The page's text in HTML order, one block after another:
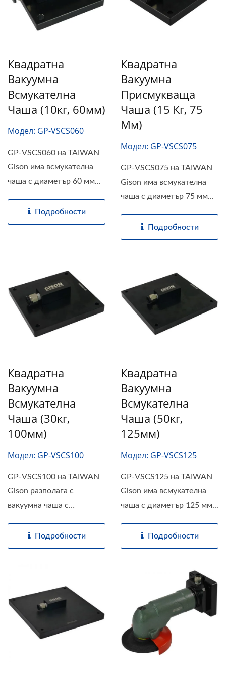
Квадратна
Вакуумна
Всмукателна
Чаша (10кг, 60мм)
Модел: GP-VSCS060
GP-VSCS060 на TAIWAN
Gison има всмукателна
чаша с диаметър 60 мм...
Подробности
Квадратна
Вакуумна
Присмукваща
Чаша (15 Кг, 75
Мм)
Модел: GP-VSCS075
GP-VSCS075 на TAIWAN
Gison има всмукателна
чаша с диаметър 75 мм...
Подробности
Квадратна
Вакуумна
Всмукателна
Чаша (30кг,
100мм)
Модел: GP-VSCS100
GP-VSCS100 на TAIWAN
Gison разполага с
вакуумна чаша с
Подробности
Квадратна
Вакуумна
Всмукателна
Чаша (50кг,
125мм)
Модел: GP-VSCS125
GP-VSCS125 на TAIWAN
Gison има всмукателна
чаша с диаметър 125 мм...
Подробности